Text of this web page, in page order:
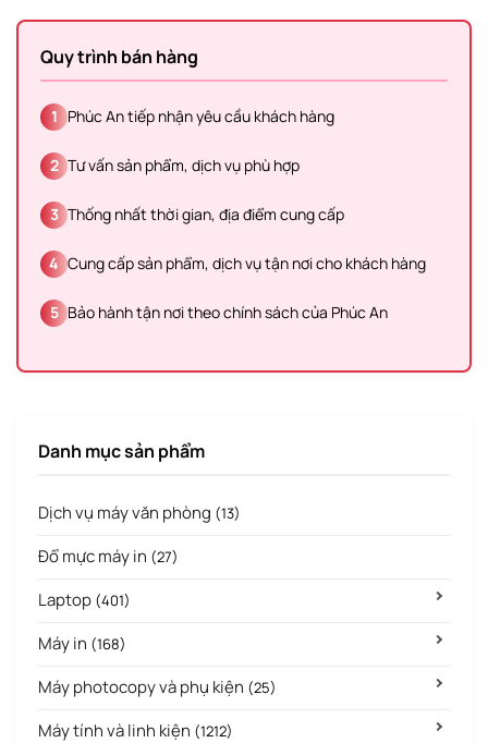
Quy trình bán hàng
1 Phúc An tiếp nhận yêu cầu khách hàng
2 Tư vấn sản phẩm, dịch vụ phù hợp
3 Thống nhất thời gian, địa điểm cung cấp
4 Cung cấp sản phẩm, dịch vụ tận nơi cho khách hàng
5 Bảo hành tận nơi theo chính sách của Phúc An
Danh mục sản phẩm
Dịch vụ máy văn phòng (13)
Đổ mực máy in (27)
Laptop (401)
Máy in (168)
Máy photocopy và phụ kiện (25)
Máy tính và linh kiện (1212)